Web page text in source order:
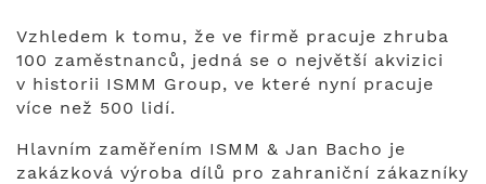
Vzhledem k tomu, že ve firmě pracuje zhruba
100 zaměstnanců, jedná se o největší akvizici
v historii ISMM Group, ve které nyní pracuje
více než 500 lidí.
Hlavním zaměřením ISMM & Jan Bacho je
zakázková výroba dílů pro zahraniční zákazníky